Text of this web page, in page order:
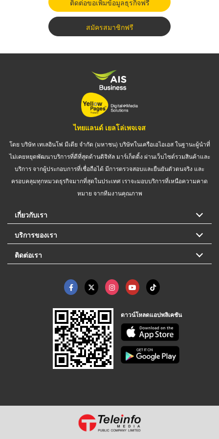
ติดต่อขอเพิ่มข้อมูลธุรกิจฟรี
สมัครสมาชิกฟรี
ไทยแลนด์ เยลโล่เพจเจส
โดย บริษัท เทเลอินโฟ มีเดีย จำกัด (มหาชน) บริษัทในเครือเอไอเอส ในฐานะผู้นำที่
ไม่เคยหยุดพัฒนาบริการที่ดีที่สุดด้านดิจิทัล มาร์เก็ตติ้ง ผ่านเว็บไซต์รวมสินค้าและ
บริการ จากผู้ประกอบการที่เชื่อถือได้ มีการตรวจสอบและยืนยันตัวตนจริง และ
ครอบคลุมทุกหมวดธุรกิจมากที่สุดในประเทศ เราจะมอบบริการที่เหนือความคาด
หมาย จากทีมงานคุณภาพ
เกี่ยวกับเรา
บริการของเรา
ติดต่อเรา
ดาวน์โหลดแอปพลิเคชัน